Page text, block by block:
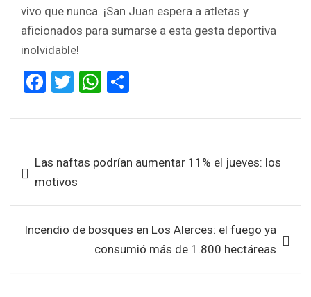
vivo que nunca. ¡San Juan espera a atletas y
aficionados para sumarse a esta gesta deportiva
inolvidable!
F
ce
o
o
k
T
tt
W
at
A
p
ar
de Las naftas podrían aumentar 11% el jueves: los
motivos
Incendio de bosques en Los Alerces: el fuego ya
consumió más de 1.800 hectáreas